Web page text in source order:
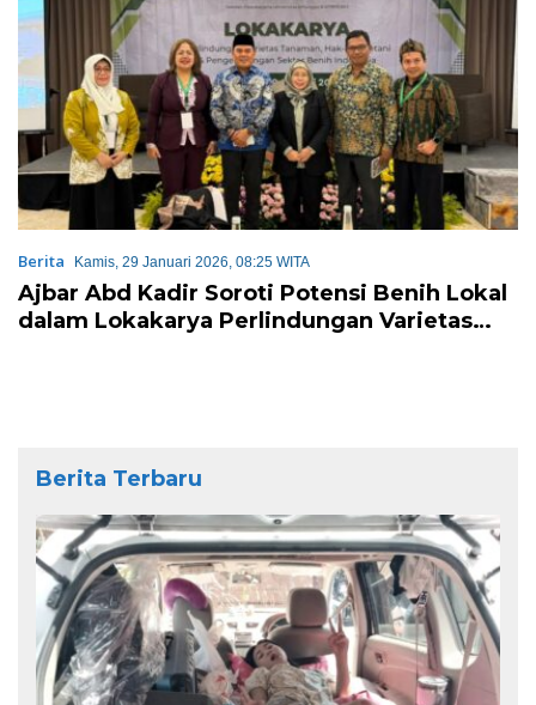
Berita Kamis, 29 Januari 2026, 08:25 WITA
Ajbar Abd Kadir Soroti Potensi Benih Lokal
dalam Lokakarya Perlindungan Varietas
Berita Terbaru